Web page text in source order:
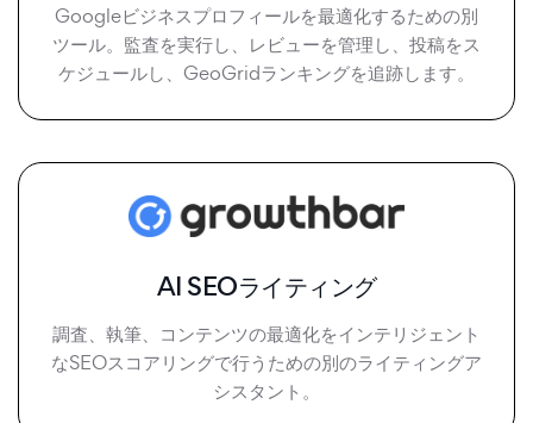
Googleビジネスプロフィールを最適化するための別
ツール。監査を実行し、レビューを管理し、投稿をス
ケジュールし、GeoGridランキングを追跡します。
AI SEOライティング
調査、執筆、コンテンツの最適化をインテリジェント
なSEOスコアリングで行うための別のライティングア
シスタント。